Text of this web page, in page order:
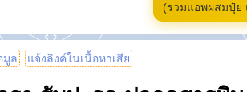
(รวมแอพผสมปุ๋ย
มูล แจ้งลิงค์ในเนื้อหาเสีย